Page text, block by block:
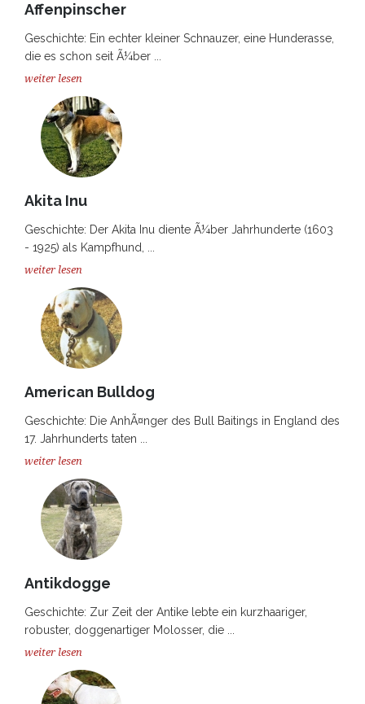
Affenpinscher
Geschichte: Ein echter kleiner Schnauzer, eine Hunderasse,
die es schon seit Ã¼ber ...
weiter lesen
Akita Inu
Geschichte: Der Akita Inu diente Ã¼ber Jahrhunderte (1603
- 1925) als Kampfhund, ...
weiter lesen
American Bulldog
Geschichte: Die AnhÃ¤nger des Bull Baitings in England des
17. Jahrhunderts taten ...
weiter lesen
Antikdogge
Geschichte: Zur Zeit der Antike lebte ein kurzhaariger,
robuster, doggenartiger Molosser, die ...
weiter lesen